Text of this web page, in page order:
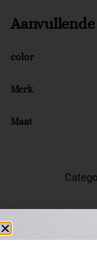
color
Merk
Maat